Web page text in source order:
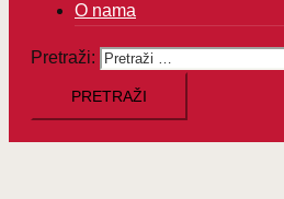
O nama
Pretraži: